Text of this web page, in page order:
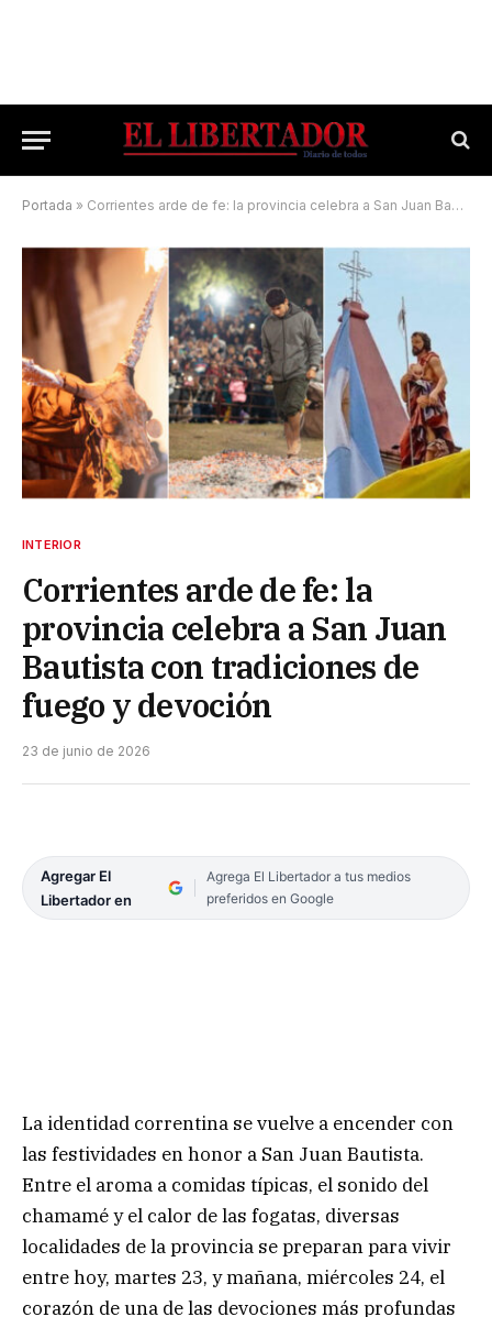
Portada » Corrientes arde de fe: la provincia celebra a San Juan Bautista con tradiciones de fuego y devoción
INTERIOR
Corrientes arde de fe: la
provincia celebra a San Juan
Bautista con tradiciones de
fuego y devoción
23 de junio de 2026
Agregar El
Libertador en
Agrega El Libertador a tus medios
preferidos en Google
La identidad correntina se vuelve a encender con
las festividades en honor a San Juan Bautista.
Entre el aroma a comidas típicas, el sonido del
chamamé y el calor de las fogatas, diversas
localidades de la provincia se preparan para vivir
entre hoy, martes 23, y mañana, miércoles 24, el
corazón de una de las devociones más profundas